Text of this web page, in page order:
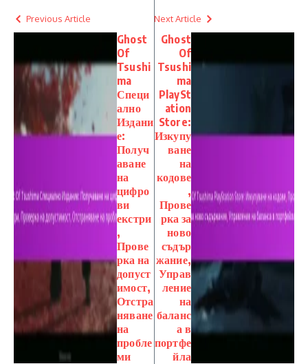
Previous Article
Ghost
Of
Tsushi
ma
Специ
ално
Издани
е:
Получ
аване
на
цифро
ви
екстри
,
Прове
рка на
допуст
имост,
Отстра
няване
на
пробле
ми
Next Article
Ghost
Of
Tsushi
ma
PlaySt
ation
Store:
Изкупу
ване
на
кодове
,
Прове
рка за
ново
съдър
жание,
Управ
ление
на
баланс
а в
портфе
йла